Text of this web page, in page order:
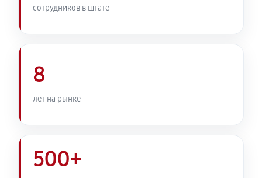
740 руб
сотрудников в штате
8
лет на рынке
500+